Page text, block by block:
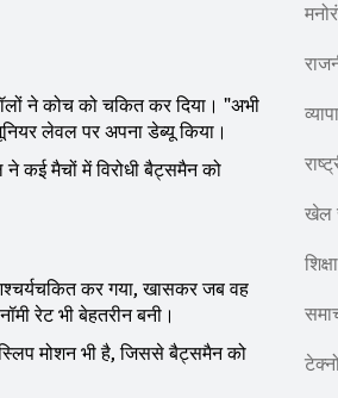
ने कोच को चकित कर दिया। "अभी
लेवल पर अपना डेब्यू किया।
कई मैचों में विरोधी बैट्समैन को
कर गया, खासकर जब वह
रेट भी बेहतरीन बनी।
मोशन भी है, जिससे बैट्समैन को
खेल
शिक्षा